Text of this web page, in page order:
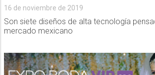
16 de noviembre de 2019
Son siete diseños de alta tecnología
mercado mexicano